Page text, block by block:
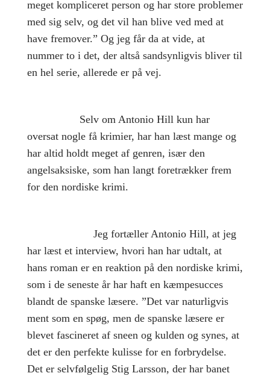
meget kompliceret person og har store problemer
med sig selv, og det vil han blive ved med at
have fremover.” Og jeg får da at vide, at
nummer to i det, der altså sandsynligvis bliver til
en hel serie, allerede er på vej.
Selv om Antonio Hill kun har
oversat nogle få krimier, har han læst mange og
har altid holdt meget af genren, især den
angelsaksiske, som han langt foretrækker frem
for den nordiske krimi.
Jeg fortæller Antonio Hill, at jeg
har læst et interview, hvori han har udtalt, at
hans roman er en reaktion på den nordiske krimi,
som i de seneste år har haft en kæmpesucces
blandt de spanske læsere. ”Det var naturligvis
ment som en spøg, men de spanske læsere er
blevet fascineret af sneen og kulden og synes, at
det er den perfekte kulisse for en forbrydelse.
Det er selvfølgelig Stig Larsson, der har banet